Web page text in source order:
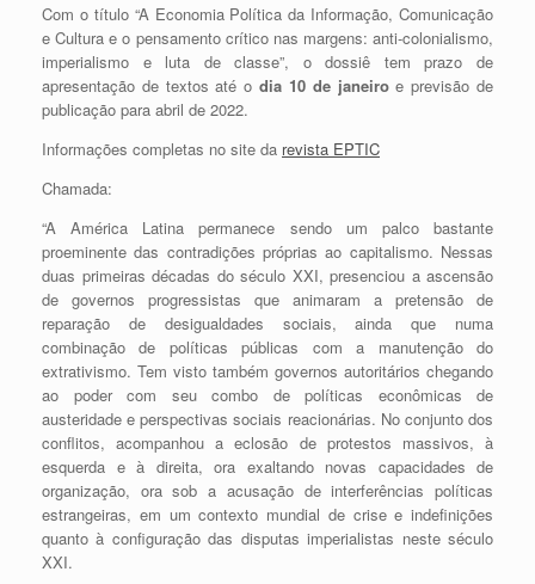
Com o título “A Economia Política da Informação, Comunicação
e Cultura e o pensamento crítico nas margens: anti-colonialismo,
imperialismo e luta de classe”, o dossiê tem prazo de
apresentação de textos até odia 10 de janeiroe previsão de
publicação para abril de 2022.
Informações completas no site da revista EPTIC
Chamada:
“A América Latina permanece sendo um palco bastante
proeminente das contradições próprias ao capitalismo. Nessas
duas primeiras décadas do século XXI, presenciou a ascensão
de governos progressistas que animaram a pretensão de
reparação de desigualdades sociais, ainda que numa
combinação de políticas públicas com a manutenção do
extrativismo. Tem visto também governos autoritários chegando
ao poder com seu combo de políticas econômicas de
austeridade e perspectivas sociais reacionárias. No conjunto dos
conflitos, acompanhou a eclosão de protestos massivos, à
esquerda e à direita, ora exaltando novas capacidades de
organização, ora sob a acusação de interferências políticas
estrangeiras, em um contexto mundial de crise e indefinições
quanto à configuração das disputas imperialistas neste século
XXI.